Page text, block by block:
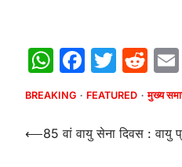
WhatsApp
BREAKING FEATURED मुख्य
Post
⟵85 वां वायु सेना दिवस :